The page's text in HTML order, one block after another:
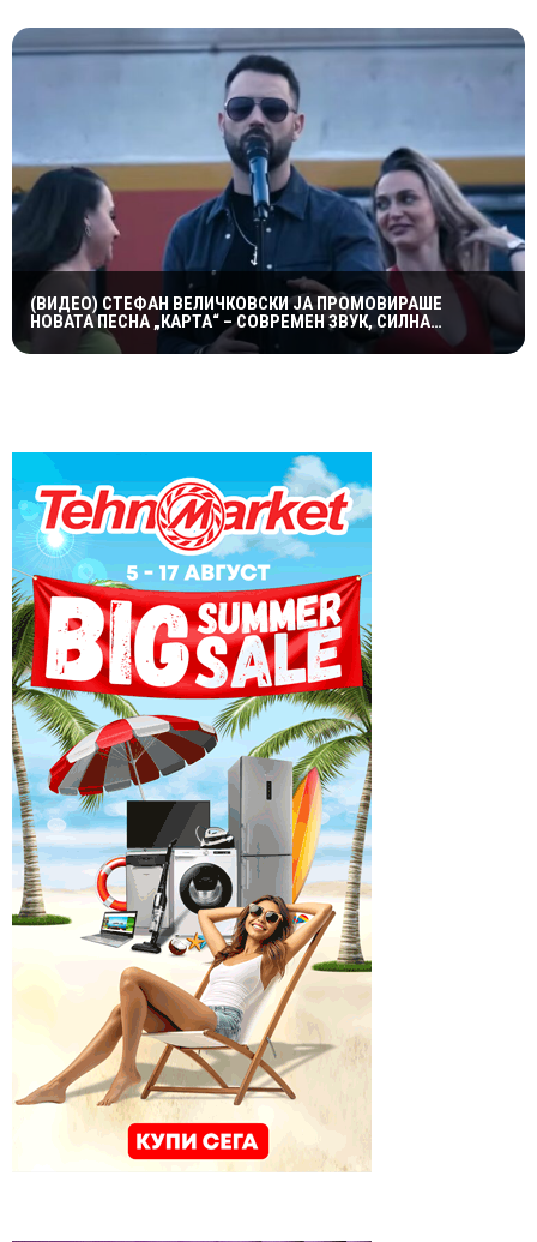
(ВИДЕО) СТЕФАН ВЕЛИЧКОВСКИ ЈА ПРОМОВИРАШЕ
НОВАТА ПЕСНА „КАРТА“ – СОВРЕМЕН ЗВУК, СИЛНА
ЕМОЦИЈА И ВПЕЧАТЛИВ ВИДЕОСПОТ